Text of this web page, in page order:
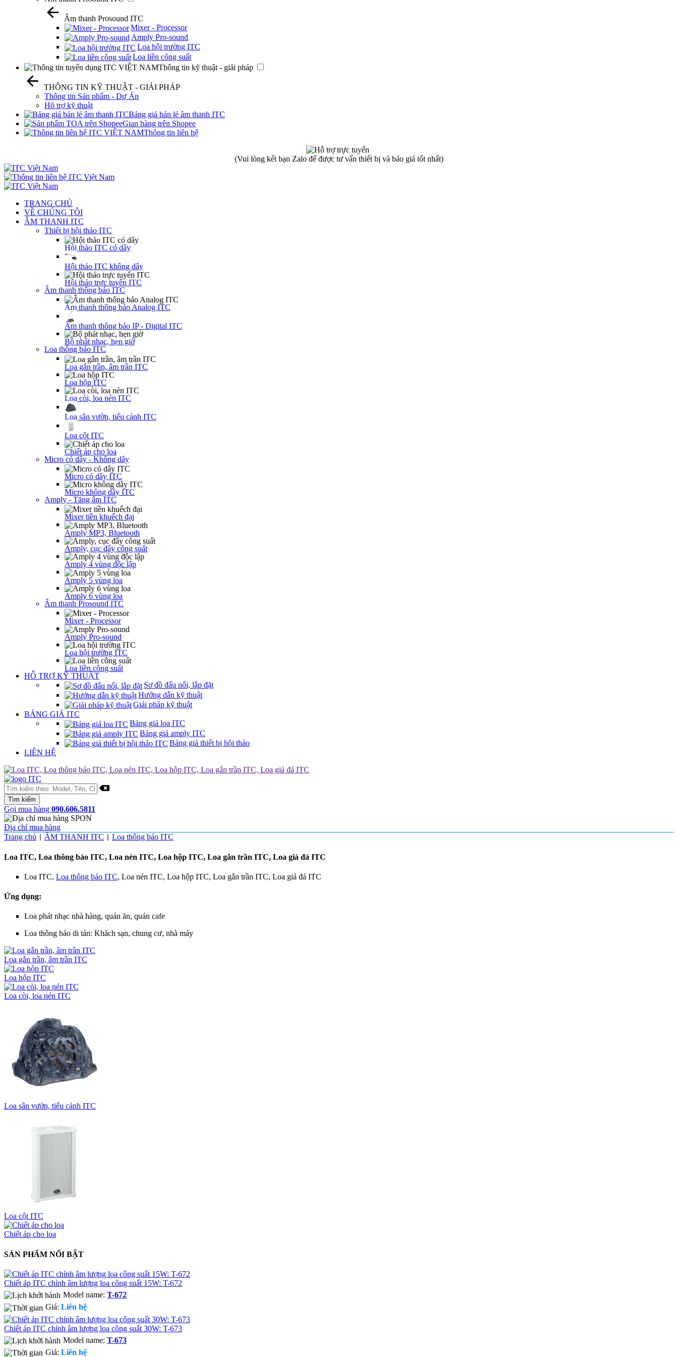
Âm thanh Prosound ITC
Mixer - Processor
Amply Pro-sound
Loa hội trường ITC
Loa liền công suất
Thông tin kỹ thuật - giải pháp
THÔNG TIN KỸ THUẬT - GIẢI PHÁP
Thông tin Sản phẩm - Dự Án
Hõ trợ kỹ thuật
Bảng giá bán lẻ âm thanh ITC
Gian hàng trên Shopee
Thông tin liên hệ
(Vui lòng kết bạn Zalo để được tư vấn thiết bị và báo giá tốt nhất)
TRANG CHỦ
VỀ CHÚNG TÔI
ÂM THANH ITC
Thiết bị hội thảo ITC
Hội thảo ITC có dây
Hội thảo ITC không dây
Hội thảo trực tuyến ITC
Âm thanh thông báo ITC
Âm thanh thông báo Analog ITC
Âm thanh thông báo IP - Digital ITC
Bộ phát nhạc, hẹn giờ
Loa thông báo ITC
Loa gắn trần, âm trần ITC
Loa hộp ITC
Loa còi, loa nén ITC
Loa sân vườn, tiểu cảnh ITC
Loa cột ITC
Chiết áp cho loa
Micro có dây - Không dây
Micro có dây ITC
Micro không dây ITC
Amply - Tăng âm ITC
Mixer tiền khuếch đại
Amply MP3, Bluetooth
Amply, cục đẩy công suất
Amply 4 vùng độc lập
Amply 5 vùng loa
Amply 6 vùng loa
Âm thanh Prosound ITC
Mixer - Processor
Amply Pro-sound
Loa hội trường ITC
Loa liền công suất
HỖ TRỢ KỸ THUẬT
Sơ đồ đấu nối, lắp đặt
Hướng dẫn kỹ thuật
Giải pháp kỹ thuật
BẢNG GIÁ ITC
Bảng giá loa ITC
Bảng giá amply ITC
Bảng giá thiết bị hội thảo
LIÊN HỆ
Gọi mua hàng 090.606.5811
Địa chỉ mua hàng
Trang chủ
ÂM THANH ITC Loa thông báo ITC
Loa ITC, Loa thông báo ITC, Loa nén ITC, Loa hộp ITC, Loa gắn trần ITC, Loa giả đá ITC
Loa ITC, Loa thông báo ITC, Loa nén ITC, Loa hộp ITC, Loa gắn trần ITC, Loa giả đá ITC
Ứng dụng:
Loa phát nhạc nhà hàng, quán ăn, quán cafe
Loa thông báo di tản: Khách sạn, chung cư, nhà máy
Loa gắn trần, âm trần ITC
Loa hộp ITC
Loa còi, loa nén ITC
Loa sân vườn, tiểu cảnh ITC
Loa cột ITC
Chiết áp cho loa
SẢN PHẨM NỔI BẬT
Chiết áp ITC chỉnh âm lượng loa công suất 15W: T-672
Model name: T-672
Giá: Liên hệ
Chiết áp ITC chỉnh âm lượng loa công suất 30W: T-673
Model name: T-673
Giá: Liên hệ